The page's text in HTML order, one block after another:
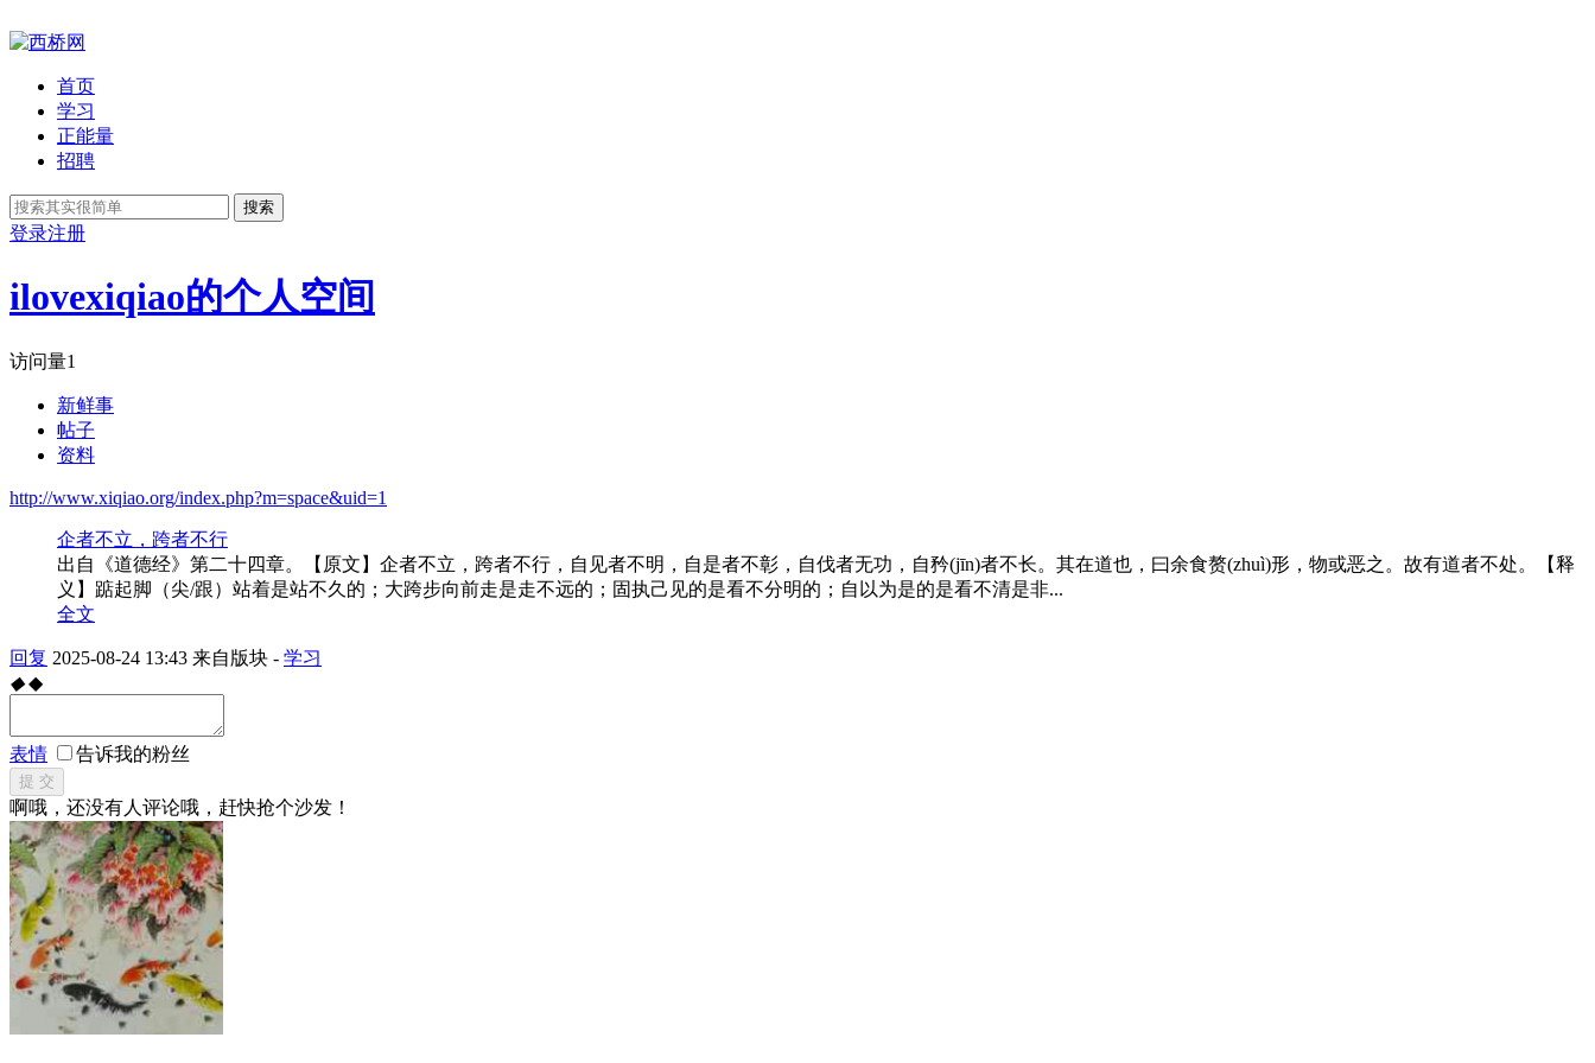
首页
学习
正能量
招聘
搜索
登录注册
ilovexiqiao的个人空间
访问量1
新鲜事
帖子
资料
http://www.xiqiao.org/index.php?m=space&uid=1
企者不立，跨者不行
出自《道德经》第二十四章。【原文】企者不立，跨者不行，自见者不明，自是者不彰，自伐者无功，自矜(jīn)者不长。其在道也，曰余食赘(zhuì)形，物或恶之。故有道者不处。【释
义】踮起脚（尖/跟）站着是站不久的；大跨步向前走是走不远的；固执己见的是看不分明的；自以为是的是看不清是非...
全文
回复 2025-08-24 13:43 来自版块 - 学习
◆ ◆
表情 告诉我的粉丝
提 交
啊哦，还没有人评论哦，赶快抢个沙发！